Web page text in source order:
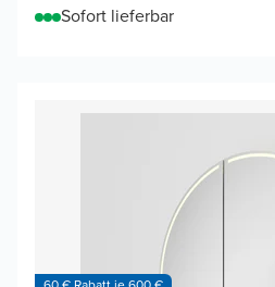
Sofort lieferbar